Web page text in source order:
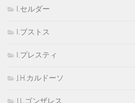
I.セルダー
I.ブストス
I.プレスティ
J.H.カルドーソ